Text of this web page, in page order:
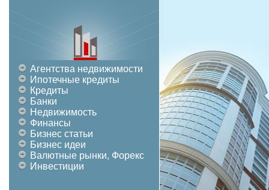
Агентства недвижимости
Ипотечные кредиты
Кредиты
Банки
Недвижимость
Финансы
Бизнес статьи
Бизнес идеи
Валютные рынки, Форекс
Инвестиции